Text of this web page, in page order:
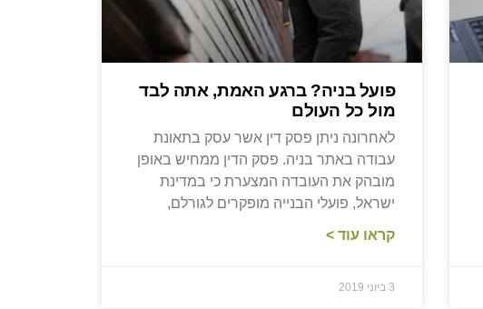
פועל בניה? ברגע האמת, אתה לבד
מול כל העולם
לאחרונה ניתן פסק דין אשר עסק בתאונת
עבודה באתר בניה. פסק הדין ממחיש באופן
מובהק את העובדה המצערת כי במדינת
ישראל, פועלי הבנייה מופקרים לגורלם,
קראו עוד >
3 ביוני 2019